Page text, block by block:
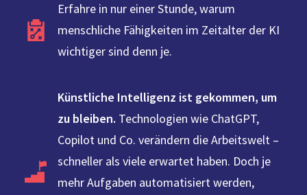
Erfahre in nur einer Stunde, warum
menschliche Fähigkeiten im Zeitalter der KI
wichtiger sind denn je.
Künstliche Intelligenz ist gekommen, um
zu bleiben. Technologien wie ChatGPT,
Copilot und Co. verändern die Arbeitswelt –
schneller als viele erwartet haben. Doch je
mehr Aufgaben automatisiert werden,